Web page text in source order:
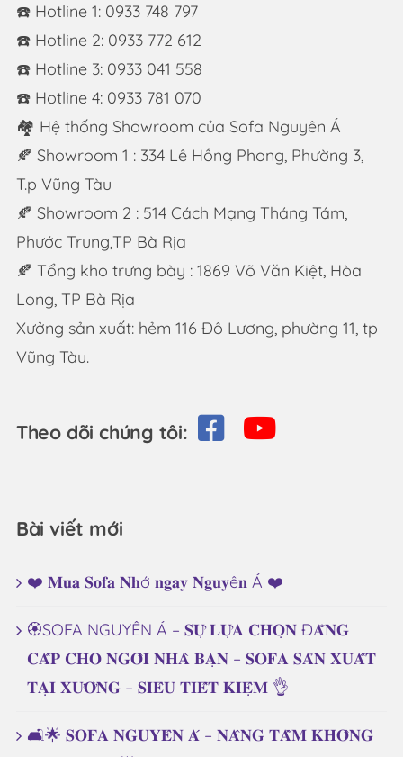
☎️ Hotline 1: 0933 748 797
☎️ Hotline 2: 0933 772 612
☎️ Hotline 3: 0933 041 558
☎️ Hotline 4: 0933 781 070
🏘 Hệ thống Showroom của Sofa Nguyên Á
🍂 Showroom 1 : 334 Lê Hồng Phong, Phường 3,
T.p Vũng Tàu
🍂 Showroom 2 : 514 Cách Mạng Tháng Tám,
Phước Trung,TP Bà Rịa
🍂 Tổng kho trưng bày : 1869 Võ Văn Kiệt, Hòa
Long, TP Bà Rịa
Xưởng sản xuất: hẻm 116 Đô Lương, phường 11, tp
Vũng Tàu.
Theo dõi chúng tôi:
Bài viết mới
❤️ 𝐌𝐮𝐚 𝐒𝐨𝐟𝐚 𝐍𝐡ớ 𝐧𝐠𝐚𝐲 𝐍𝐠𝐮𝐲ê𝐧 Á ❤️
🏵️SOFA NGUYÊN Á – 𝐒𝐔̛̣ 𝐋𝐔̛̣𝐀 𝐂𝐇𝐎̣𝐍 Đ𝐀̆̉𝐍𝐆
𝐂𝐀̂́𝐏 𝐂𝐇𝐎 𝐍𝐆𝐎̂𝐈 𝐍𝐇𝐀̀ 𝐁𝐀̣𝐍 – 𝐒𝐎𝐅𝐀 𝐒𝐀̉𝐍 𝐗𝐔𝐀̂́𝐓
𝐓𝐀̣𝐈 𝐗𝐔̛𝐎̛̉𝐍𝐆 – 𝐒𝐈𝐄̂𝐔 𝐓𝐈𝐄̂́𝐓 𝐊𝐈𝐄̣̂𝐌 👌
🛋️🌟 𝐒𝐎𝐅𝐀 𝐍𝐆𝐔𝐘𝐄̂𝐍 𝐀́ – 𝐍𝐀̂𝐍𝐆 𝐓𝐀̂̀𝐌 𝐊𝐇𝐎̂𝐍𝐆